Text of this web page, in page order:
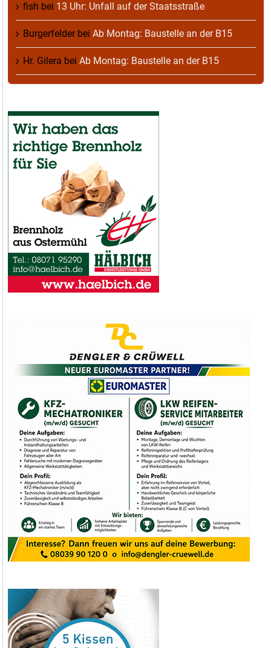
fish bei 13 Uhr: Unfall auf der Staatsstraße
Burgerfelderbei Ab Montag: Baustelle an der B15
Hr. Gilera bei Ab Montag: Baustelle an der B15